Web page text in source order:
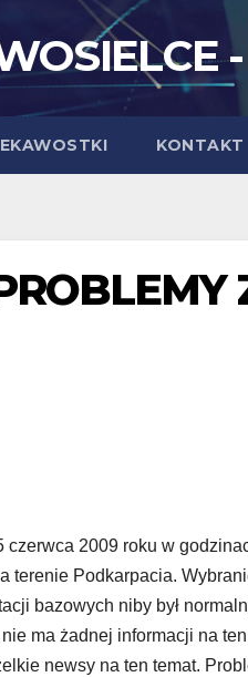
KONTAKT
2009 roku w
terenie Podkarpacia.
bazowych niby był
ma żadnej informacji na
newsy na ten temat.